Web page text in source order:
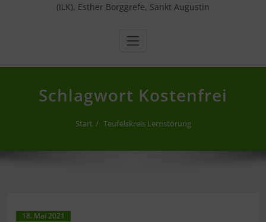
(ILK), Esther Borggrefe, Sankt Augustin
Schlagwort Kostenfrei
Start Teufelskreis Lernstörung
18. Mai 2021